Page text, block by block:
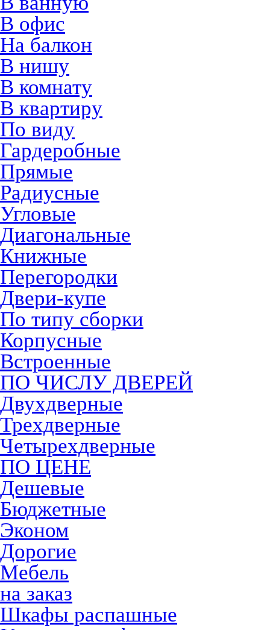
В офис
На балкон
В нишу
В комнату
В квартиру
По виду
Гардеробные
Прямые
Радиусные
Угловые
Диагональные
Книжные
Перегородки
Двери-купе
По типу сборки
Корпусные
Встроенные
ПО ЧИСЛУ ДВЕРЕЙ
Двухдверные
Трехдверные
Четырехдверные
ПО ЦЕНЕ
Дешевые
Бюджетные
Эконом
Дорогие
Мебель
на заказ
Шкафы распашные